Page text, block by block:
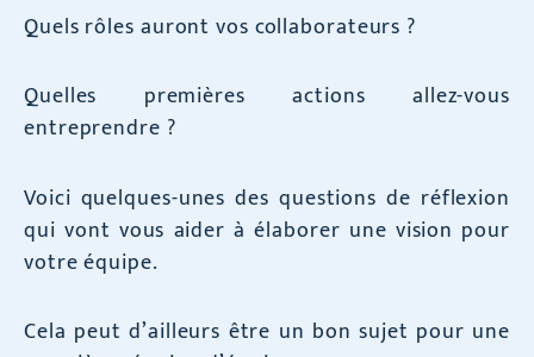
Quels rôles auront vos collaborateurs ?
Quelles premières actions allez-vous
entreprendre ?
Voici quelques-unes des questions de réflexion
qui vont vous aider à élaborer une vision pour
votre équipe.
Cela peut d’ailleurs être un bon sujet pour une